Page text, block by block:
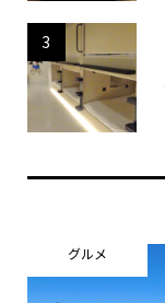
3
グルメ